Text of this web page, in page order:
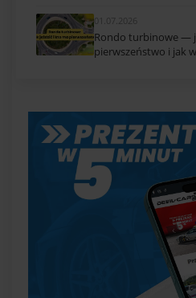
01.07.2026
Rondo turbinowe —
pierwszeństwo i jak